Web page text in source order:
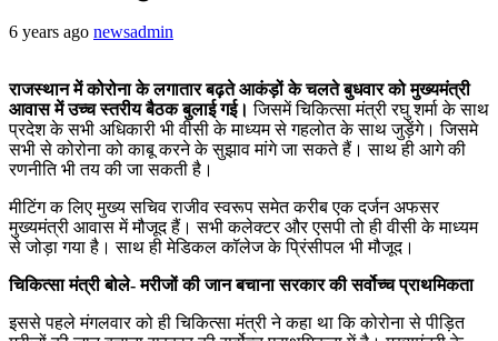
6 years ago newsadmin
राजस्थान में कोरोना के लगातार बढ़ते आकंड़ों के चलते बुधवार को मुख्यमंत्री
आवास में उच्च स्तरीय बैठक बुलाई गई। जिसमें चिकित्सा मंत्री रघु शर्मा के साथ
प्रदेश के सभी अधिकारी भी वीसी के माध्यम से गहलोत के साथ जुड़ेंगे। जिसमे
सभी से कोरोना को काबू करने के सुझाव मांगे जा सकते हैं। साथ ही आगे की
रणनीति भी तय की जा सकती है।
मीटिंग क लिए मुख्य सचिव राजीव स्वरूप समेत करीब एक दर्जन अफसर
मुख्यमंत्री आवास में मौजूद हैं। सभी कलेक्टर और एसपी तो ही वीसी के माध्यम
से जोड़ा गया है। साथ ही मेडिकल कॉलेज के प्रिंसीपल भी मौजूद।
चिकित्सा मंत्री बोले- मरीजों की जान बचाना सरकार की सर्वोच्च प्राथमिकता
इससे पहले मंगलवार को ही चिकित्सा मंत्री ने कहा था कि कोरोना से पीड़ित